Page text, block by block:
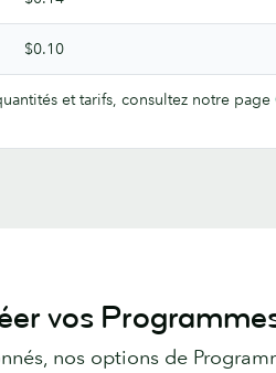
$0.10
et tarifs, consultez notre page
vos
nos options de